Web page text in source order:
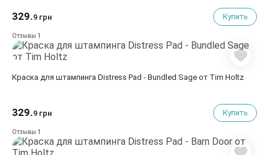
329.9 грн Купить
Отзывы 1
Краска для штампинга Distress Pad - Bundled Sage от Tim Holtz
329.9 грн Купить
Отзывы 1